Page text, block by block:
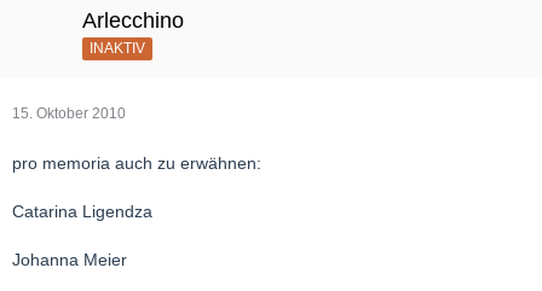
Arlecchino
INAKTIV
15. Oktober 2010
pro memoria auch zu erwähnen:
Catarina Ligendza
Johanna Meier